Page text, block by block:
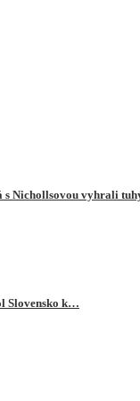
s Nichollsovou vyhrali
Slovensko k…